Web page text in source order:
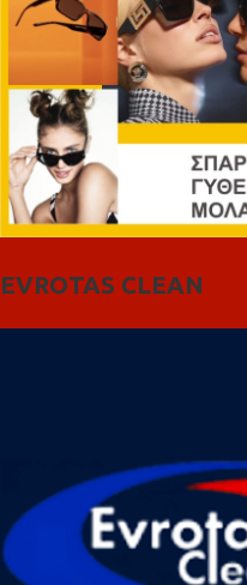
EVROTAS CLEAN